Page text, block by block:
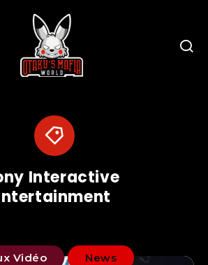
Interactive
Vidéo News